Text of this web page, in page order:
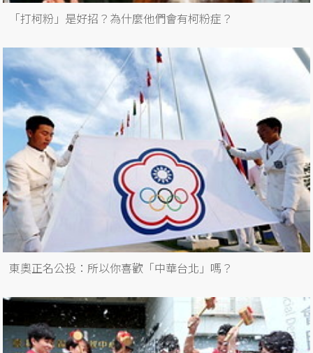
「打柯粉」是好招？為什麼他們會有柯粉症？
東奧正名公投：所以你喜歡「中華台北」嗎？